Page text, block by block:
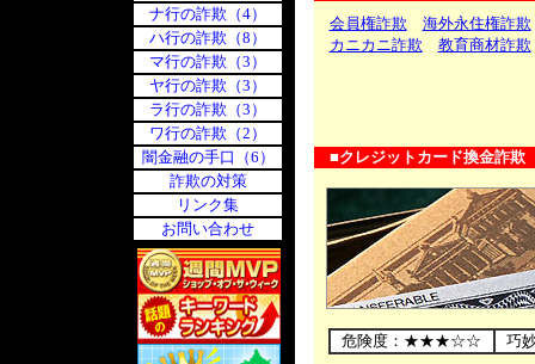
ナ行の詐欺（4）
ハ行の詐欺（8）
マ行の詐欺（3）
ヤ行の詐欺（3）
ラ行の詐欺（3）
ワ行の詐欺（2）
闇金融の手口（6）
詐欺の対策
リンク集
お問い合わせ
会員権詐欺
海外永住権詐欺
カニカニ詐欺
教育商材詐欺
■クレジットカード換金詐欺
危険度：★★★☆☆ 巧